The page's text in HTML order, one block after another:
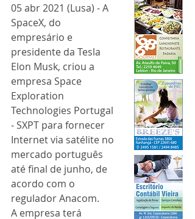
05 abr 2021 (Lusa) - A
SpaceX, do
empresário e
presidente da Tesla
Elon Musk, criou a
empresa Space
Exploration
Technologies Portugal
- SXPT para fornecer
Internet via satélite no
mercado português
até final de junho, de
acordo com o
regulador Anacom.
A empresa terá